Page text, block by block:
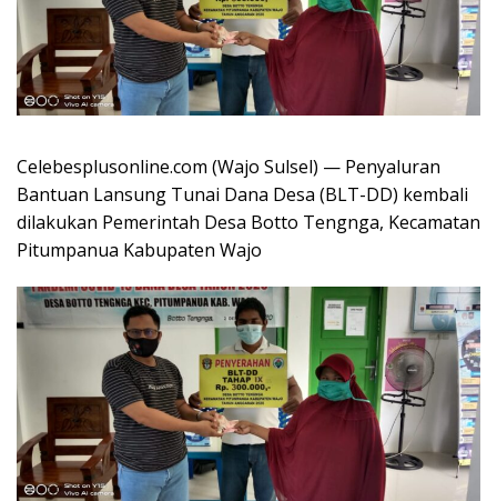
Celebesplusonline.com (Wajo Sulsel) — Penyaluran
Bantuan Lansung Tunai Dana Desa (BLT-DD) kembali
dilakukan Pemerintah Desa Botto Tengnga, Kecamatan
Pitumpanua Kabupaten Wajo